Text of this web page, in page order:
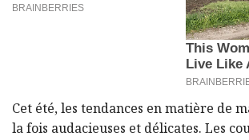
Cet été, les tendances en matière de
la fois audacieuses et délicates. Les